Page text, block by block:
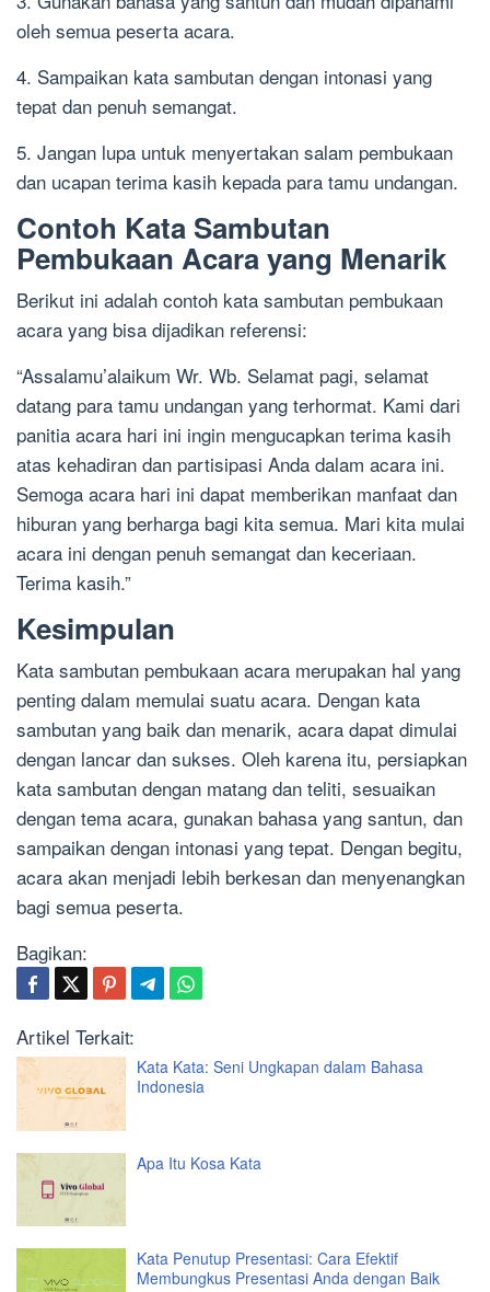
oleh semua peserta acara.
4. Sampaikan kata sambutan dengan intonasi yang
tepat dan penuh semangat.
5. Jangan lupa untuk menyertakan salam pembukaan
dan ucapan terima kasih kepada para tamu undangan.
Contoh Kata Sambutan
Pembukaan Acara yang Menarik
Berikut ini adalah contoh kata sambutan pembukaan
acara yang bisa dijadikan referensi:
“Assalamu’alaikum Wr. Wb. Selamat pagi, selamat
datang para tamu undangan yang terhormat. Kami dari
panitia acara hari ini ingin mengucapkan terima kasih
atas kehadiran dan partisipasi Anda dalam acara ini.
Semoga acara hari ini dapat memberikan manfaat dan
hiburan yang berharga bagi kita semua. Mari kita mulai
acara ini dengan penuh semangat dan keceriaan.
Terima kasih.”
Kesimpulan
Kata sambutan pembukaan acara merupakan hal yang
penting dalam memulai suatu acara. Dengan kata
sambutan yang baik dan menarik, acara dapat dimulai
dengan lancar dan sukses. Oleh karena itu, persiapkan
kata sambutan dengan matang dan teliti, sesuaikan
dengan tema acara, gunakan bahasa yang santun, dan
sampaikan dengan intonasi yang tepat. Dengan begitu,
acara akan menjadi lebih berkesan dan menyenangkan
bagi semua peserta.
Bagikan:
Artikel Terkait:
Kata Kata: Seni Ungkapan dalam Bahasa
Indonesia
Apa Itu Kosa Kata
Kata Penutup Presentasi: Cara Efektif
Membungkus Presentasi Anda dengan Baik